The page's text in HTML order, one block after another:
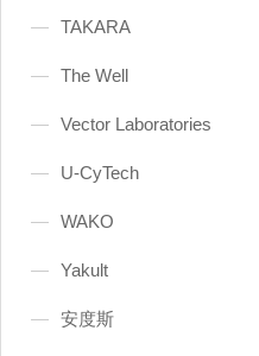
TAKARA
The Well
Vector Laboratories
U-CyTech
WAKO
Yakult
安度斯